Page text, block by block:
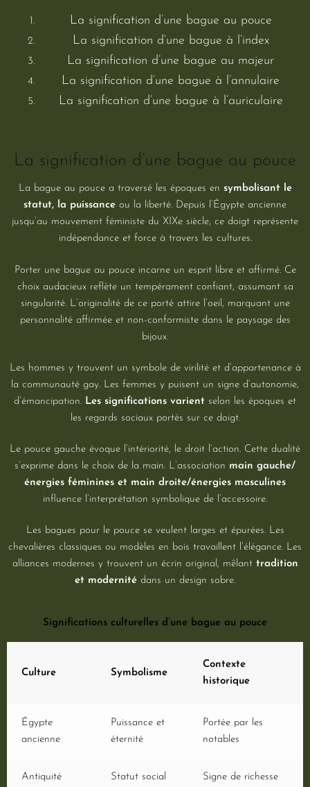
La signification d’une bague au pouce
La signification d’une bague à l’index
La signification d’une bague au majeur
La signification d’une bague à l’annulaire
La signification d’une bague à l’auriculaire
La signification d’une bague au pouce
La bague au pouce a traversé les époques en symbolisant le
statut, la puissance ou la liberté. Depuis l’Égypte ancienne
jusqu’au mouvement féministe du XIXe siècle, ce doigt représente
indépendance et force à travers les cultures.
Porter une bague au pouce incarne un esprit libre et affirmé. Ce
choix audacieux reflète un tempérament confiant, assumant sa
singularité. L’originalité de ce porté attire l’oeil, marquant une
personnalité affirmée et non-conformiste dans le paysage des
bijoux.
Les hommes y trouvent un symbole de virilité et d’appartenance à
la communauté gay. Les femmes y puisent un signe d’autonomie,
d’émancipation. Les significations varient selon les époques et
les regards sociaux portés sur ce doigt.
Le pouce gauche évoque l’intériorité, le droit l’action. Cette dualité
s’exprime dans le choix de la main. L’association main gauche/
énergies féminines et main droite/énergies masculines
influence l’interprétation symbolique de l’accessoire.
Les bagues pour le pouce se veulent larges et épurées. Les
chevalières classiques ou modèles en bois travaillent l’élégance. Les
alliances modernes y trouvent un écrin original, mêlant tradition
et modernité dans un design sobre.
Significations culturelles d’une bague au pouce
Culture Symbolisme
Contexte
historique
Égypte
ancienne
Puissance et
éternité
Portée par les
notables
Antiquité
Statut social
Signe de richesse